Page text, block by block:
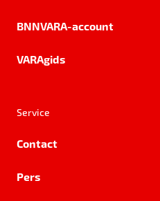
BNNVARA-account
VARAgids
Service
Contact
Pers